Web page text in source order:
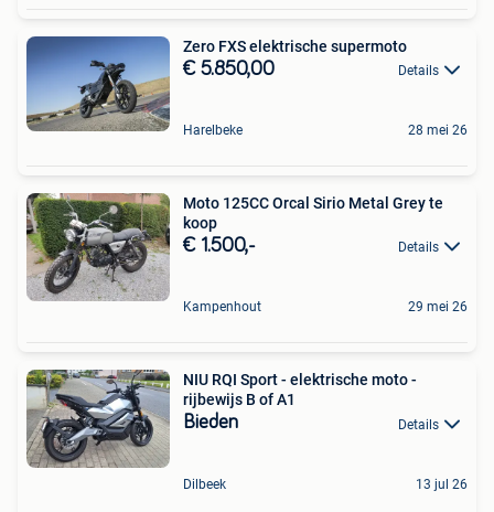
Zero FXS elektrische supermoto
€ 5.850,00 Details
Harelbeke 28 mei 26
Moto 125CC Orcal Sirio Metal Grey te
koop
€ 1.500,- Details
Kampenhout 29 mei 26
NIU RQI Sport - elektrische moto -
rijbewijs B of A1
Bieden Details
Dilbeek 13 jul 26